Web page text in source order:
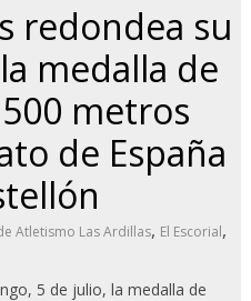
redondea su
medalla de
metros
de España
Atletismo Las Ardillas, El Escorial,
5 de julio, la medalla de